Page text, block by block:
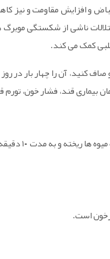
و افزایش مقاومت و نیز
ناشی از شکستگی
کمک می کند.
کنید، آن را چهار بار در
بیماری قند، فشار خون،
یک استکان
است.